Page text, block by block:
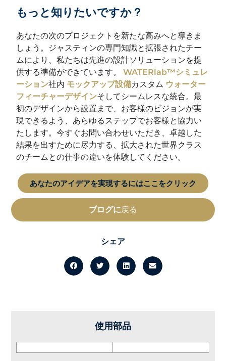
ブログに戻る
シェア
使用部品
もっと知りたいですか？
あなたの次のプロジェクトを新たな高みへと導きま
しょう。ジャスティンの専門知識と拡張されたチー
ムにより、私たちは先進の設計ソリューションを提
供する準備ができています。WATERlab™シミュレ
ーション社内 モックアップ設備カスタム ウォーター
フィーチャーデザインそしてシームレスな統合。最
初のデザインから設置まで、お客様のビジョンが実
現できるよう、あらゆるステップでお客様と協力い
たします。今すぐお問い合わせいただき、卓越した
結果を出すために尽力する、拡大された世界クラス
のチームとの仕事の違いを体験してください。
あなたのアイデアを実現するにはここをクリック